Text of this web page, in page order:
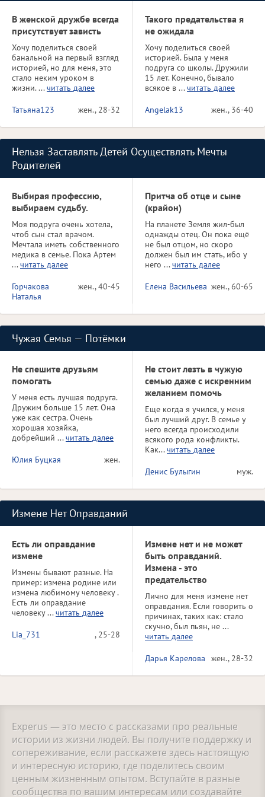
В женской дружбе всегда
присутствует зависть
Хочу поделиться своей
банальной на первый взгляд
историей, но для меня, это
стало неким уроком в
жизни. ...читать далее
жен., 28-32
Татьяна123
Такого предательства я
не ожидала
Хочу поделиться своей
историей. Была у меня
подруга со школы. Дружили
15 лет. Конечно, бывало
всякое в ...читать далее
жен., 36-40
Angelak13
Нельзя Заставлять Детей Осуществлять Мечты
Родителей
Выбирая профессию,
выбираем судьбу.
Моя подруга очень хотела,
чтоб сын стал врачом.
Мечтала иметь собственного
медика в семье. Пока Артем
...читать далее
жен., 40-45
Горчакова
Наталья
Притча об отце и сыне
(крайон)
На планете Земля жил-был
однажды отец. Он пока ещё
не был отцом, но скоро
должен был им стать, ибо у
него ...читать далее
жен., 60-65
Елена Васильева
Чужая Семья — Потёмки
Не спешите друзьям
помогать
У меня есть лучшая подруга.
Дружим больше 15 лет. Она
уже как сестра. Очень
хорошая хозяйка,
добрейший ...читать далее
жен.
Юлия Буцкая
Не стоит лезть в чужую
семью даже с искренним
желанием помочь
Еще когда я учился, у меня
был лучший друг. В семье у
него всегда происходили
всякого рода конфликты.
Как...читать далее
муж.
Денис Булыгин
Измене Нет Оправданий
Есть ли оправдание
измене
Измены бывают разные. На
пример: измена родине или
измена любимому человеку .
Есть ли оправдание
человеку ...читать далее
, 25-28
Lia_731
Измене нет и не может
быть оправданий.
Измена - это
предательство
Лично для меня измене нет
оправдания. Если говорить о
причинах, таких как: стало
скучно, был пьян, не ...
читать далее
жен., 28-32
Дарья Карелова
Experus — это место с рассказами про реальные
истории из жизни людей. Вы получите поддержку и
сопереживание, если расскажете здесь настоящую
и интересную историю, где поделитесь своим
ценным жизненным опытом. Вступайте в разные
сообщества по вашим интересам или создавайте